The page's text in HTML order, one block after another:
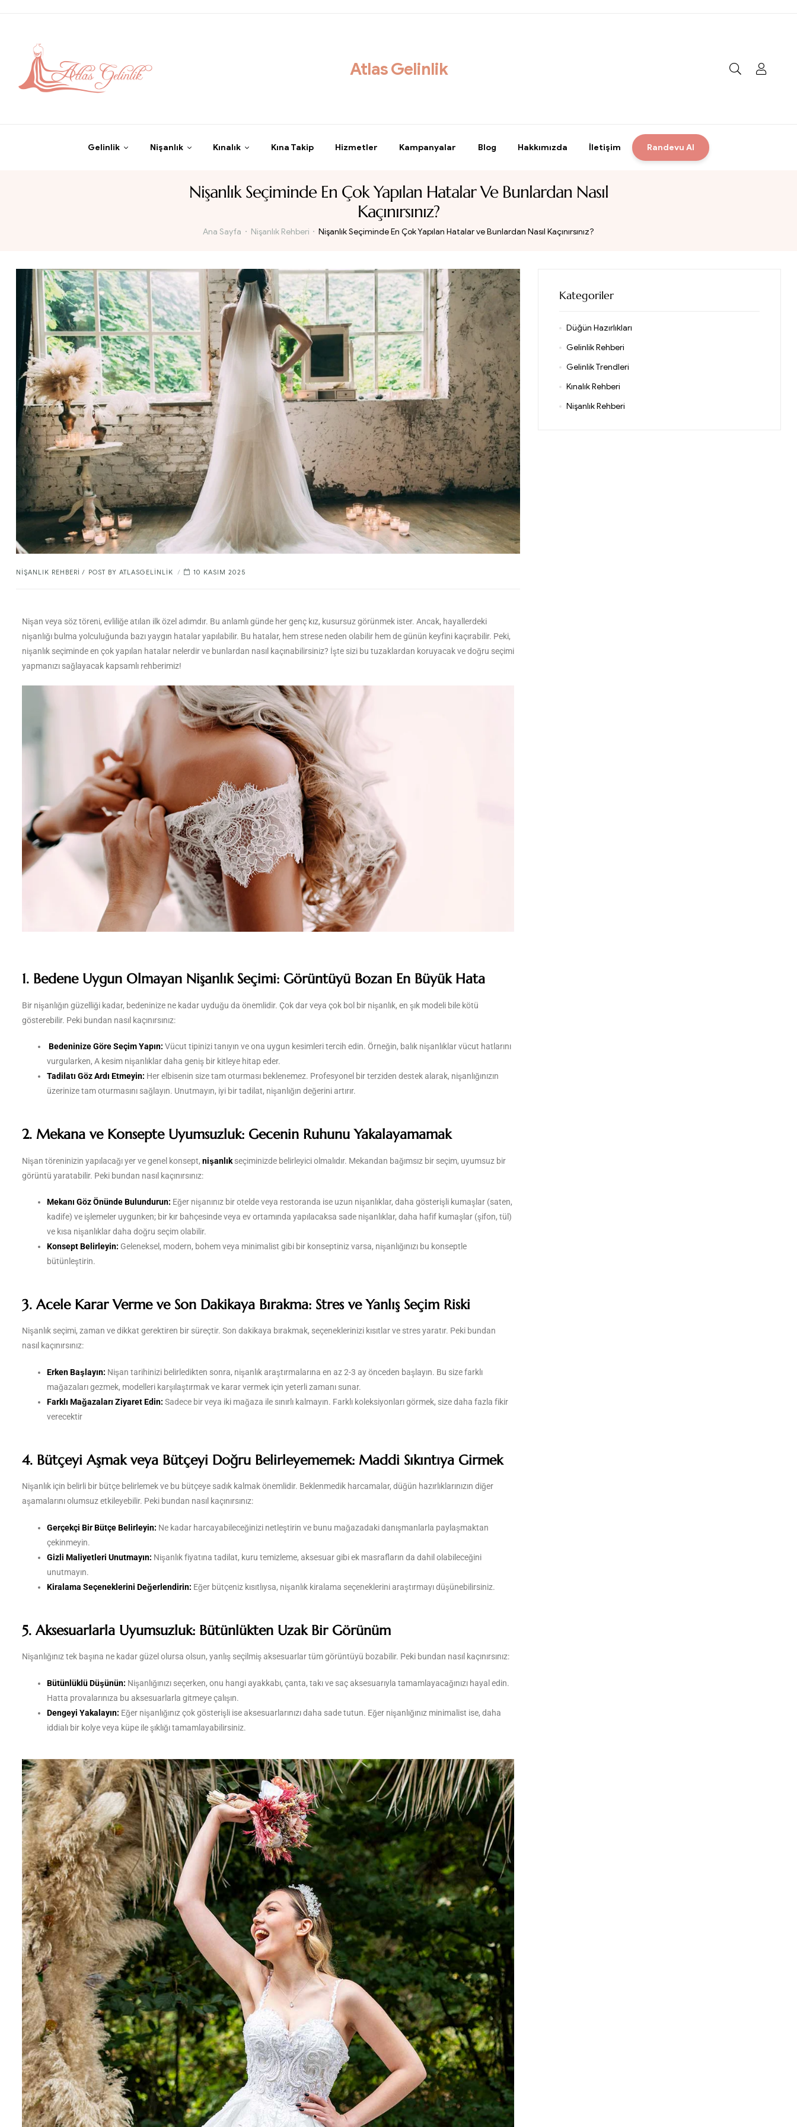
Atlas Gelinlik
Gelinlik Nişanlık Kınalık Kına Takip Hizmetler Kampanyalar Blog Hakkımızda İletişim Randevu Al
Nişanlık Seçiminde En Çok Yapılan Hatalar Ve Bunlardan Nasıl
Kaçınırsınız?
Ana Sayfa Nişanlık Rehberi Nişanlık Seçiminde En Çok Yapılan Hatalar ve Bunlardan Nasıl Kaçınırsınız?
NIŞANLIK REHBERI POST BY ATLASGELINLIK 10 KASIM 2025
Nişan veya söz töreni, evliliğe atılan ilk özel adımdır. Bu anlamlı günde her genç kız, kusursuz görünmek ister. Ancak, hayallerdeki
nişanlığı bulma yolculuğunda bazı yaygın hatalar yapılabilir. Bu hatalar, hem strese neden olabilir hem de günün keyfini kaçırabilir. Peki,
nişanlık seçiminde en çok yapılan hatalar nelerdir ve bunlardan nasıl kaçınabilirsiniz? İşte sizi bu tuzaklardan koruyacak ve doğru seçimi
yapmanızı sağlayacak kapsamlı rehberimiz!
1. Bedene Uygun Olmayan Nişanlık Seçimi: Görüntüyü Bozan En Büyük Hata
Bir nişanlığın güzelliği kadar, bedeninize ne kadar uyduğu da önemlidir. Çok dar veya çok bol bir nişanlık, en şık modeli bile kötü
gösterebilir. Peki bundan nasıl kaçınırsınız:
Bedeninize Göre Seçim Yapın: Vücut tipinizi tanıyın ve ona uygun kesimleri tercih edin. Örneğin, balık nişanlıklar vücut hatlarını
vurgularken, A kesim nişanlıklar daha geniş bir kitleye hitap eder.
Tadilatı Göz Ardı Etmeyin: Her elbisenin size tam oturması beklenemez. Profesyonel bir terziden destek alarak, nişanlığınızın
üzerinize tam oturmasını sağlayın. Unutmayın, iyi bir tadilat, nişanlığın değerini artırır.
2. Mekana ve Konsepte Uyumsuzluk: Gecenin Ruhunu Yakalayamamak
Nişan töreninizin yapılacağı yer ve genel konsept, nişanlık seçiminizde belirleyici olmalıdır. Mekandan bağımsız bir seçim, uyumsuz bir
görüntü yaratabilir. Peki bundan nasıl kaçınırsınız:
Mekanı Göz Önünde Bulundurun: Eğer nişanınız bir otelde veya restoranda ise uzun nişanlıklar, daha gösterişli kumaşlar (saten,
kadife) ve işlemeler uygunken; bir kır bahçesinde veya ev ortamında yapılacaksa sade nişanlıklar, daha hafif kumaşlar (şifon, tül)
ve kısa nişanlıklar daha doğru seçim olabilir.
Konsept Belirleyin: Geleneksel, modern, bohem veya minimalist gibi bir konseptiniz varsa, nişanlığınızı bu konseptle
bütünleştirin.
3. Acele Karar Verme ve Son Dakikaya Bırakma: Stres ve Yanlış Seçim Riski
Nişanlık seçimi, zaman ve dikkat gerektiren bir süreçtir. Son dakikaya bırakmak, seçeneklerinizi kısıtlar ve stres yaratır. Peki bundan
nasıl kaçınırsınız:
Erken Başlayın: Nişan tarihinizi belirledikten sonra, nişanlık araştırmalarına en az 2-3 ay önceden başlayın. Bu size farklı
mağazaları gezmek, modelleri karşılaştırmak ve karar vermek için yeterli zamanı sunar.
Farklı Mağazaları Ziyaret Edin: Sadece bir veya iki mağaza ile sınırlı kalmayın. Farklı koleksiyonları görmek, size daha fazla fikir
verecektir
4. Bütçeyi Aşmak veya Bütçeyi Doğru Belirleyememek: Maddi Sıkıntıya Girmek
Nişanlık için belirli bir bütçe belirlemek ve bu bütçeye sadık kalmak önemlidir. Beklenmedik harcamalar, düğün hazırlıklarınızın diğer
aşamalarını olumsuz etkileyebilir. Peki bundan nasıl kaçınırsınız:
Gerçekçi Bir Bütçe Belirleyin: Ne kadar harcayabileceğinizi netleştirin ve bunu mağazadaki danışmanlarla paylaşmaktan
çekinmeyin.
Gizli Maliyetleri Unutmayın: Nişanlık fiyatına tadilat, kuru temizleme, aksesuar gibi ek masrafların da dahil olabileceğini
unutmayın.
Kiralama Seçeneklerini Değerlendirin: Eğer bütçeniz kısıtlıysa, nişanlık kiralama seçeneklerini araştırmayı düşünebilirsiniz.
5. Aksesuarlarla Uyumsuzluk: Bütünlükten Uzak Bir Görünüm
Nişanlığınız tek başına ne kadar güzel olursa olsun, yanlış seçilmiş aksesuarlar tüm görüntüyü bozabilir. Peki bundan nasıl kaçınırsınız:
Bütünlüklü Düşünün: Nişanlığınızı seçerken, onu hangi ayakkabı, çanta, takı ve saç aksesuarıyla tamamlayacağınızı hayal edin.
Hatta provalarınıza bu aksesuarlarla gitmeye çalışın.
Dengeyi Yakalayın: Eğer nişanlığınız çok gösterişli ise aksesuarlarınızı daha sade tutun. Eğer nişanlığınız minimalist ise, daha
iddialı bir kolye veya küpe ile şıklığı tamamlayabilirsiniz.
Kategoriler
Düğün Hazırlıkları
Gelinlik Rehberi
Gelinlik Trendleri
Kınalık Rehberi
Nişanlık Rehberi